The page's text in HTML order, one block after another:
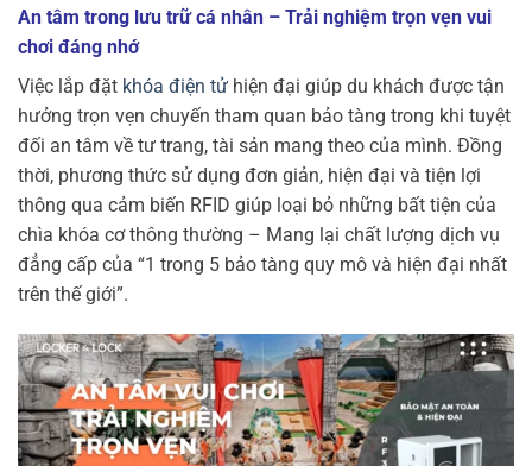
An tâm trong lưu trữ cá nhân – Trải nghiệm trọn vẹn vui
chơi đáng nhớ
Việc lắp đặt khóa điện tử hiện đại giúp du khách được tận
hưởng trọn vẹn chuyến tham quan bảo tàng trong khi tuyệt
đối an tâm về tư trang, tài sản mang theo của mình. Đồng
thời, phương thức sử dụng đơn giản, hiện đại và tiện lợi
thông qua cảm biến RFID giúp loại bỏ những bất tiện của
chìa khóa cơ thông thường – Mang lại chất lượng dịch vụ
đẳng cấp của “1 trong 5 bảo tàng quy mô và hiện đại nhất
trên thế giới”.